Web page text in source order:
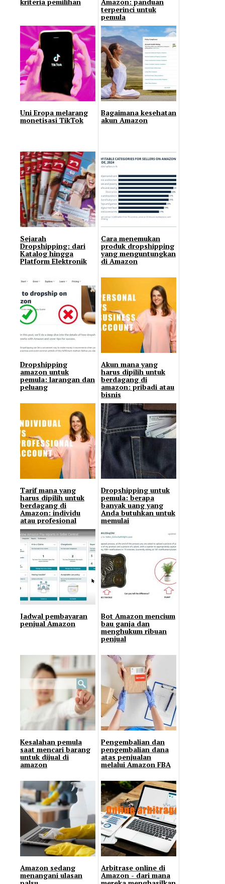
kriteria pemilihan Amazon: panduan
terperinci untuk
pemula
Uni Eropa melarang
monetisasi TikTok
Bagaimana kesehatan
akun Amazon
Sejarah
Dropshipping: dari
Katalog hingga
Platform Elektronik
Cara menemukan
produk dropshipping
yang menguntungkan
di Amazon
Dropshipping
amazon untuk
pemula: larangan dan
peluang
Akun mana yang
harus dipilih untuk
berdagang di
amazon: pribadi atau
bisnis
Tarif mana yang
harus dipilih untuk
berdagang di
Amazon: individu
atau profesional
Dropshipping untuk
pemula: berapa
banyak uang yang
Anda butuhkan untuk
memulai
Jadwal pembayaran
penjual Amazon
Bot Amazon mencium
bau ganja dan
menghukum ribuan
penjual
Kesalahan pemula
saat mencari barang
untuk dijual di
amazon
Pengembalian dan
pengembalian dana
atas penjualan
melalui Amazon FBA
Amazon sedang
menangani ulasan
Arbitrase online di
Amazon - dari mana